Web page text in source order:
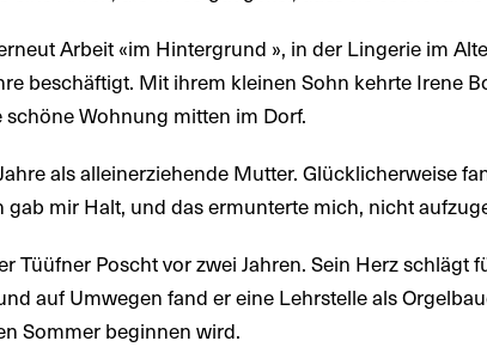
Arbeit «im Hintergrund », in der Lingerie im
beschäftigt. Mit ihrem kleinen Sohn kehrte Irene
Wohnung mitten im Dorf.
als alleinerziehende Mutter. Glücklicherweise
mir Halt, und das ermunterte mich, nicht
Tüüfner Poscht vor zwei Jahren. Sein Herz schlägt
auf Umwegen fand er eine Lehrstelle als
Sommer beginnen wird.